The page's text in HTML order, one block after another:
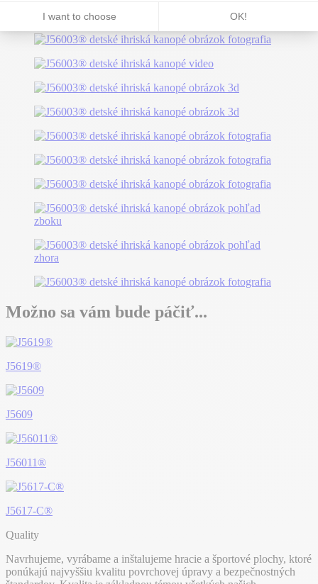
Možno sa vám bude páčiť...
J5619®
J5609
J56011®
J5617-C®
Quality
Navrhujeme, vyrábame a inštalujeme hracie a športové plochy, ktoré
ponúkajú najvyššiu kvalitu povrchovej úpravy a bezpečnostných